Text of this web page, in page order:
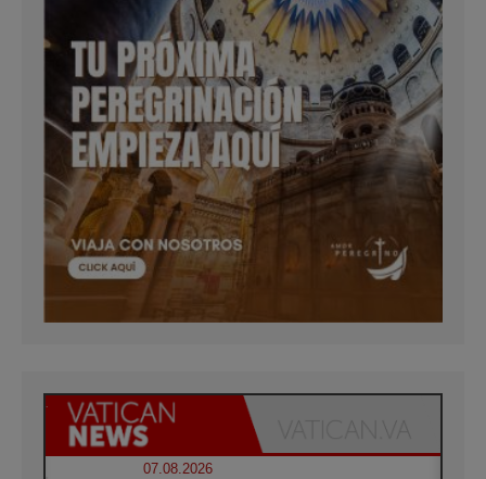
07.08.2026